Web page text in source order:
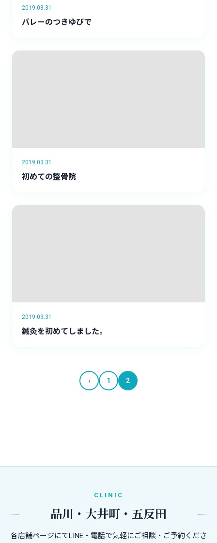
2019.03.31
バレーのつきゆびで
2019.03.31
初めての整骨院
2019.03.31
鍼灸を初めてしました。
‹ 1 2
CLINIC
品川・大井町・五反田
各店舗ページにてLINE・電話で気軽にご相談・ご予約くださ